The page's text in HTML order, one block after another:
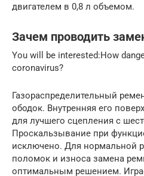
двигателем в 0,8 л объемом.
Зачем проводить
You will be interested:How
coronavirus?
Газораспределительный
ободок. Внутренняя его
для лучшего сцепления с
Проскальзывание при
исключено. Для нормальной
поломок и износа замена
оптимальным решением.